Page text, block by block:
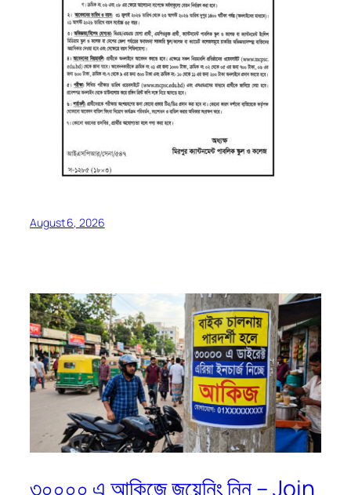
August 6, 2026
৩০০০০ এ আকিজে জয়েনিং নিন – Join